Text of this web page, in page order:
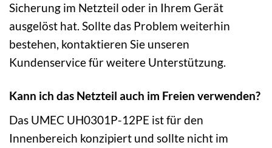
Sicherung im Netzteil oder in Ihrem Gerät
ausgelöst hat. Sollte das Problem weiterhin
bestehen, kontaktieren Sie unseren
Kundenservice für weitere Unterstützung.
Kann ich das Netzteil auch im Freien verwenden?
Das UMEC UH0301P-12PE ist für den
Innenbereich konzipiert und sollte nicht im